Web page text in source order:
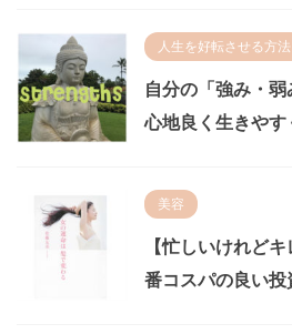
人生を好転させる方法
自分の「強み・
心地良く生きやす
美容
【忙しいけれど
番コスパの良い投